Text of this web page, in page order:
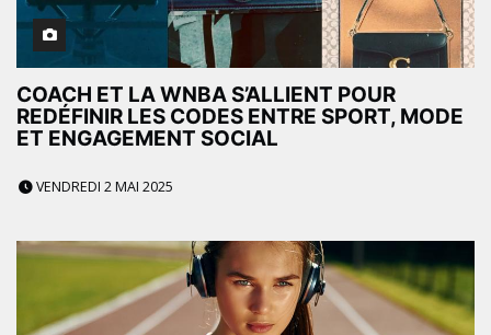
COACH ET LA WNBA S’ALLIENT POUR
REDÉFINIR LES CODES ENTRE SPORT, MODE
ET ENGAGEMENT SOCIAL
VENDREDI 2 MAI 2025